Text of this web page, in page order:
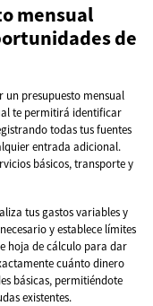
mensual
de
un presupuesto mensual
te permitirá identificar
todas tus fuentes
entrada adicional.
básicos, transporte y
tus gastos variables y
y establece límites
hoja de cálculo para dar
cuánto dinero
básicas, permitiéndote
existentes.